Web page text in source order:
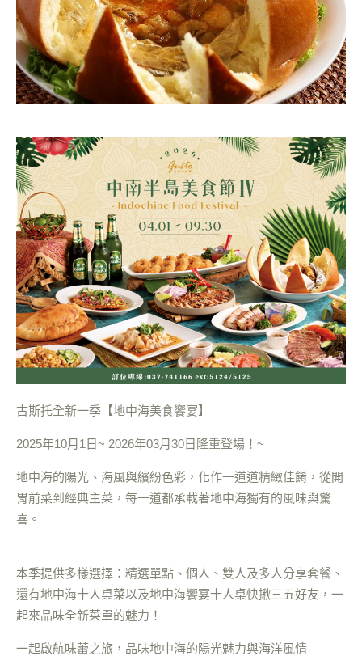
古斯托全新一季【地中海美食饗宴】
2025年10月1日~ 2026年03月30日隆重登場！~
地中海的陽光、海風與繽紛色彩，化作一道道精緻佳餚，從開
胃前菜到經典主菜，每一道都承載著地中海獨有的風味與驚
喜。
本季提供多樣選擇：精選單點、個人、雙人及多人分享套餐、
還有地中海十人桌菜以及地中海饗宴十人桌快揪三五好友，一
起來品味全新菜單的魅力！
一起啟航味蕾之旅，品味地中海的陽光魅力與海洋風情